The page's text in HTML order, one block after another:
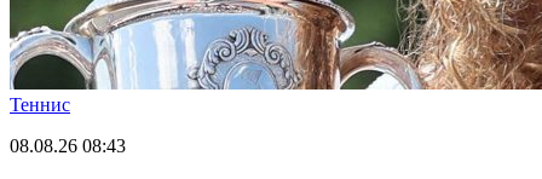
Теннис
08.08.26 08:43